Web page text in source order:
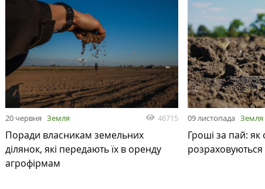
20 червня Земля 46715
Поради власникам земельних
ділянок, які передають їх в оренду
агрофірмам
09 листопада Земля
Гроші за пай: як